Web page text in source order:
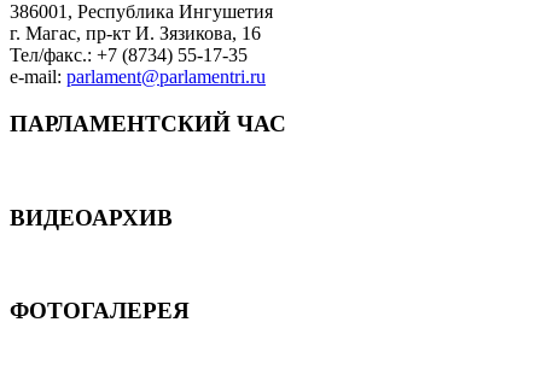
386001, Республика Ингушетия
г. Магас, пр-кт И. Зязикова, 16
Тел/факс.: +7 (8734) 55-17-35
e-mail: parlament@parlamentri.ru
ПАРЛАМЕНТСКИЙ ЧАС
ВИДЕОАРХИВ
ФОТОГАЛЕРЕЯ